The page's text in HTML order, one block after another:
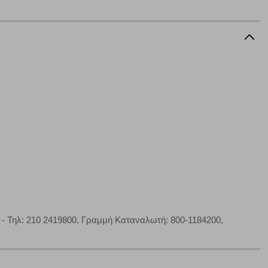
Τηλ: 210 2419800, Γραμμή Καταναλωτή: 800-1184200,
μπορεί να χρησιμοποιηθούν από τους ανωτέρω
λειτουργούν αναγνωρίζοντας με μοναδικό τρόπο
μας σε διαφορετικούς ιστότοπους.
να βελτιώσουμε την απόδοσή του. Μας βοηθούν
του. Οι πληροφορίες που συλλέγονται από αυτά
πότε έχετε επισκεφθεί την τοποθεσία μας.
ρυθμίσετε το πρόγραμμα περιήγησής σας ώστε να